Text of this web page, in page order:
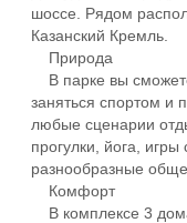
шоссе. Рядом
Казанский Кремль.
Природа
В парке вы
заняться спортом и
любые сценарии
прогулки, йога,
разнообразные
Комфорт
В комплексе 3